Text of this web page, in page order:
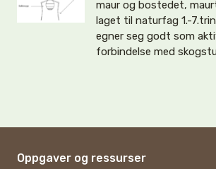
maur og bostedet,
laget til naturfag 1.-
egner seg godt som
forbindelse med
Oppgaver og ressurser